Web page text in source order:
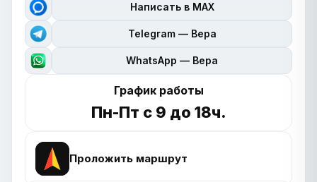
Написать в MAX
Telegram — Вера
WhatsApp — Вера
График работы
Пн-Пт с 9 до 18ч.
Проложить маршрут